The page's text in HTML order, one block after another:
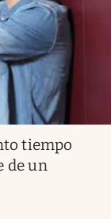
tiempo
de un